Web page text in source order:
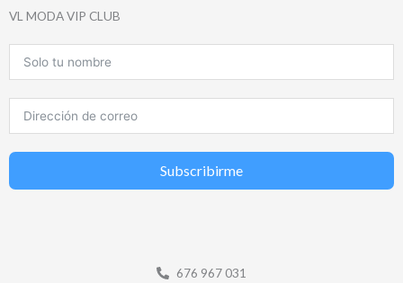
VL MODA VIP CLUB
Subscribirme
676 967 031